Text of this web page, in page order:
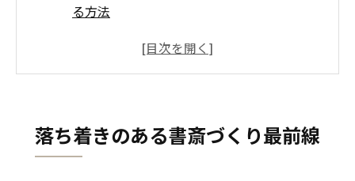
る方法
愛知県の暮らしに合う書斎空間の工夫とは
現
落ち着きのある書斎づくり最前線